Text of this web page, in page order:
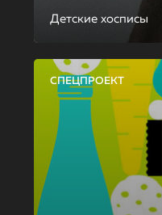
Детские хосписы
СПЕЦПРОЕКТ